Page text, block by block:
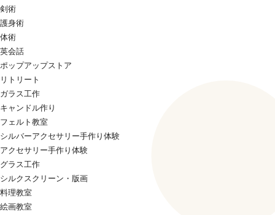
剣術
護身術
体術
英会話
ポップアップストア
リトリート
ガラス工作
キャンドル作り
フェルト教室
シルバーアクセサリー手作り体験
アクセサリー手作り体験
グラス工作
シルクスクリーン・版画
料理教室
絵画教室